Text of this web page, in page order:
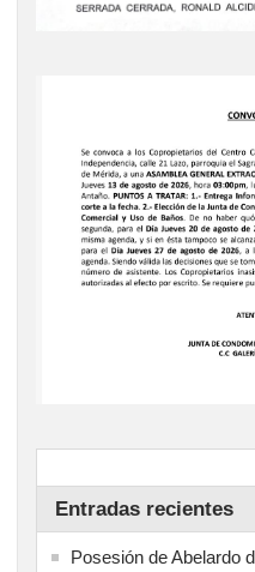
Entradas recientes
Posesión de Abelardo